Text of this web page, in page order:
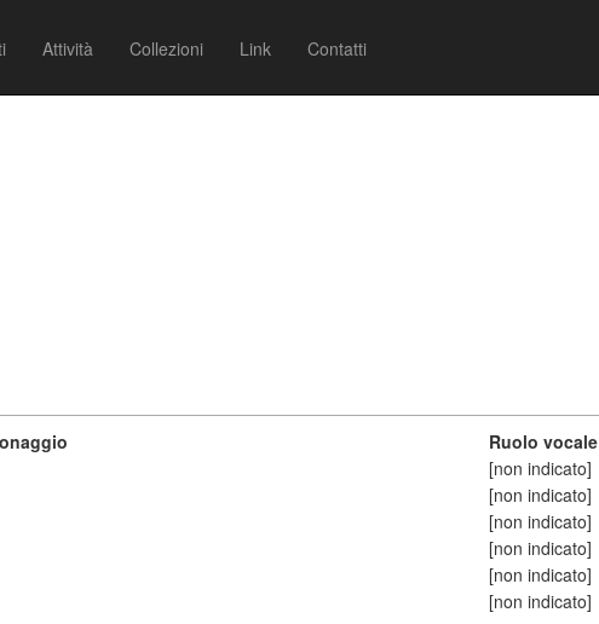
Attività Collezioni Link Contatti
Ruolo vocale
[non indicato]
[non indicato]
[non indicato]
[non indicato]
[non indicato]
[non indicato]